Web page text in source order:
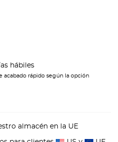
hábiles
acabado rápido según la opción
almacén en la UE